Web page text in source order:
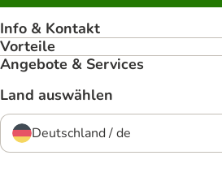
Info & Kontakt
Vorteile
Angebote & Services
Land auswählen
Deutschland / de